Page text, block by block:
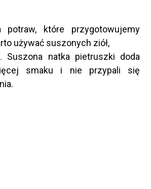
potraw, które przygotowujemy
używać suszonych ziół,
Suszona natka pietruszki doda
smaku i nie przypali się